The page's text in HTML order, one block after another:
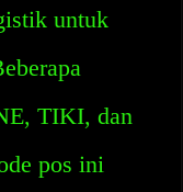
untuk
TIKI, dan
pos ini